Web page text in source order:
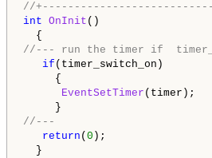
//
int OnInit ()
//--- run the timer if
if (timer_switch_on)
{
EventSetTimer (timer);
//---
return ( 0 );